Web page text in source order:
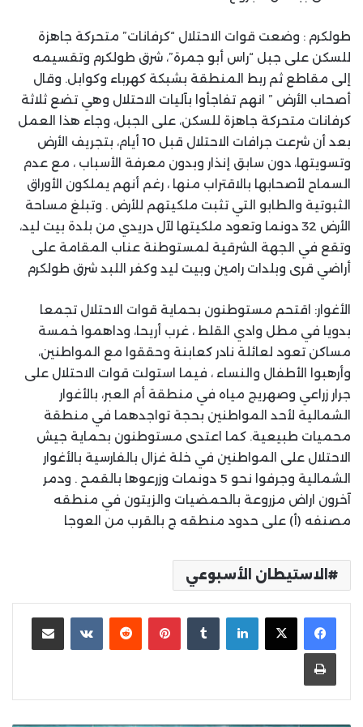
طولكرم : وضعت قوات الاحتلال “كرفانات” متحركة جاهزة
للسكن على جبل “راس أبو جمرة”، شرق طولكرم وتقسيمه
إلى مقاطع ثم ربط المنطقة بشبكة كهرباء وكوابل. وقال
أصحاب الأرض ” انهم تفاجأوا بآليات الاحتلال وهي تضع ثلاثة
كرفانات متحركة جاهزة للسكن، على الجبل، وجاء هذا العمل
بعد أن شرعت جرافات الاحتلال قبل 10 أيام، بتجريف الأرض
وتسويتها، دون سابق إنذار وبدون معرفة الأسباب ، مع عدم
السماح لأصحابها بالاقتراب منها ، رغم أنهم يملكون الأوراق
الثبوتية والطابو التي تثبت ملكيتهم للأرض . وتبلغ مساحة
الأرض 32 دونما وتعود ملكيتها لآل دريدي من بلدة بيت ليد،
وتقع في الجهة الشرقية لمستوطنة عناب المقامة على
أراضي قرى وبلدات رامين وبيت ليد وكفر اللبد شرق طولكرم
الأغوار: اقتحم مستوطنون بحماية قوات الاحتلال تجمعا
بدويا في مطل وادي القلط ، غرب أريحا، وداهموا خمسة
مساكن تعود لعائلة نادر كعابنة وحققوا مع المواطنين،
وأرهبوا الأطفال والنساء ، فيما استولت قوات الاحتلال على
جرار زراعي وصهريج مياه في منطقة أم العبر، بالأغوار
الشمالية لأحد المواطنين بحجة تواجدهما في منطقة
محميات طبيعية. كما اعتدى مستوطنون بحماية جيش
الاحتلال على المواطنين في خلة غزال بالفارسية بالأغوار
الشمالية وجرفوا نحو 5 دونمات وزرعوها بالقمح . ودمر
آخرون اراض مزروعة بالحمضيات والزيتون في منطقه
مصنفه (أ) على حدود منطقه ج بالقرب من العوجا
الاستيطان الأسبوعي
لينكدإن بينتيريست مشاركة عبر البريد
طباعة